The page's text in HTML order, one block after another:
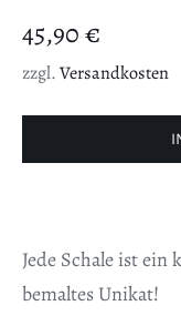
45,90€
zzgl.Versandkosten
Jede Schale ist
bemaltes Unikat!